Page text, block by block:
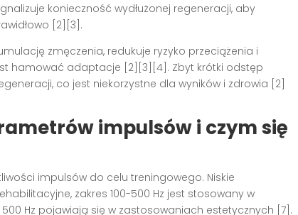
konieczność wydłużonej regeneracji, aby
[2][3].
zmęczenia, redukuje ryzyko przeciążenia i
hamować adaptacje [2][3][4]. Zbyt krótki odstęp
co jest niekorzystne dla wyników i zdrowia [2]
impulsów i czym się
impulsów do celu treningowego. Niskie
zakres 100-500 Hz jest stosowany w
Hz pojawiają się w zastosowaniach estetycznych [7].